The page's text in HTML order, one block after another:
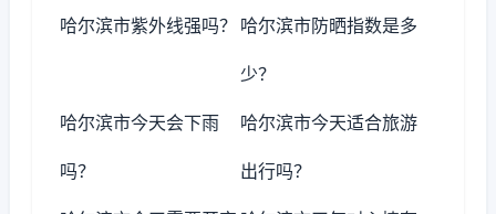
哈尔滨市紫外线强吗？ 哈尔滨市防晒指数是多
少？
哈尔滨市今天会下雨
吗？
哈尔滨市今天适合旅游
出行吗？